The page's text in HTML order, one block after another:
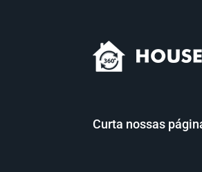
Curta nossas